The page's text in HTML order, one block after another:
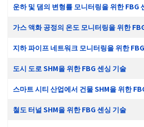
운하 및 댐의 변형률 모니터링을 위한 FBG
가스 액화 공정의 온도 모니터링을 위한
지하 파이프 네트워크 모니터링을 위한
도시 도로 SHM을 위한 FBG 센싱 기술
스마트 시티 산업에서 건물 SHM을 위한
철도 터널 SHM을 위한 FBG 센싱 기술